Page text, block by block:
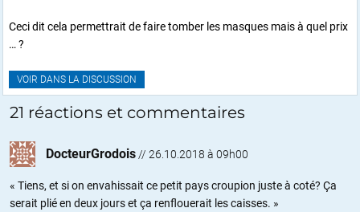
Ceci dit cela permettrait de faire tomber les masques mais à quel prix
… ?
VOIR DANS LA DISCUSSION
21 réactions et commentaires
DocteurGrodois // 26.10.2018 à 09h00
« Tiens, et si on envahissait ce petit pays croupion juste à coté? Ça
serait plié en deux jours et ça renflouerait les caisses. »